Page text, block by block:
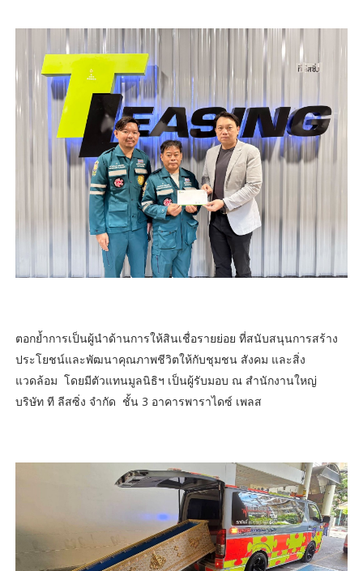
ตอกย้ำการเป็นผู้นำด้านการให้สินเชื่อรายย่อย ที่สนับสนุนการสร้าง
ประโยชน์และพัฒนาคุณภาพชีวิตให้กับชุมชน สังคม และสิ่ง
แวดล้อม โดยมีตัวแทนมูลนิธิฯ เป็นผู้รับมอบ ณ สำนักงานใหญ่
บริษัท ที ลีสซิ่ง จำกัด ชั้น 3 อาคารพาราไดซ์ เพลส